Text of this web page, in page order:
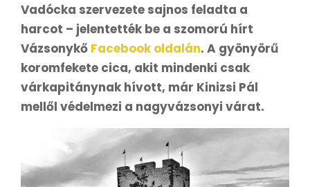
Vadócka szervezete sajnos feladta a
harcot – jelentették be a szomorú hírt
Vázsonykő Facebook oldalán. A gyönyörű
koromfekete cica, akit mindenki csak
várkapitánynak hívott, már Kinizsi Pál
mellől védelmezi a nagyvázsonyi várat.